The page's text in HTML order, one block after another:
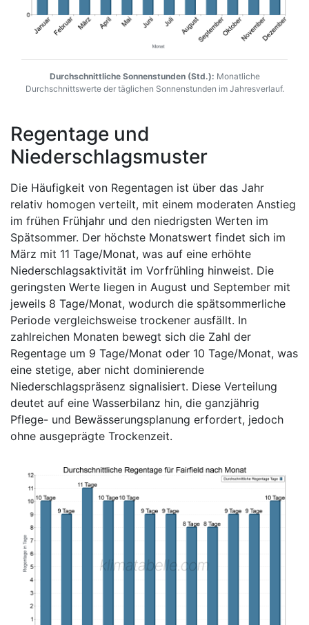
Durchschnittliche Sonnenstunden (Std.): Monatliche
Durchschnittswerte der täglichen Sonnenstunden im Jahresverlauf.
Regentage und
Niederschlagsmuster
Die Häufigkeit von Regentagen ist über das Jahr
relativ homogen verteilt, mit einem moderaten Anstieg
im frühen Frühjahr und den niedrigsten Werten im
Spätsommer. Der höchste Monatswert findet sich im
März mit 11 Tage/Monat, was auf eine erhöhte
Niederschlagsaktivität im Vorfrühling hinweist. Die
geringsten Werte liegen in August und September mit
jeweils 8 Tage/Monat, wodurch die spätsommerliche
Periode vergleichsweise trockener ausfällt. In
zahlreichen Monaten bewegt sich die Zahl der
Regentage um 9 Tage/Monat oder 10 Tage/Monat, was
eine stetige, aber nicht dominierende
Niederschlagspräsenz signalisiert. Diese Verteilung
deutet auf eine Wasserbilanz hin, die ganzjährig
Pflege- und Bewässerungsplanung erfordert, jedoch
ohne ausgeprägte Trockenzeit.